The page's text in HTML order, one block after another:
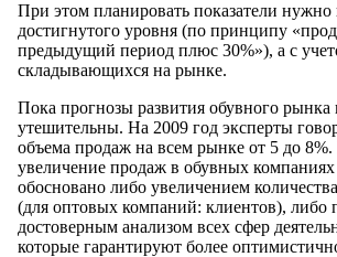
При этом планировать показатели нужно
достигнутого уровня (по принципу
предыдущий период плюс 30%»), а с
складывающихся на рынке.
Пока прогнозы развития обувного
утешительны. На 2009 год эксперты
объема продаж на всем рынке от 5 до
увеличение продаж в обувных
обосновано либо увеличением
(для оптовых компаний: клиентов), либо
достоверным анализом всех сфер
которые гарантируют более